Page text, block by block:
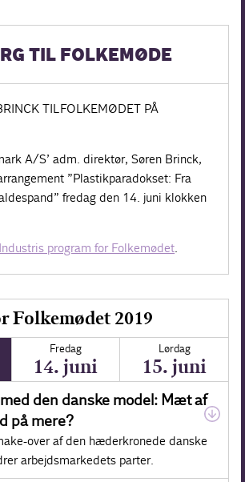
TIL FOLKEMØDE
TIL FOLKEMØDET PÅ
A/S’ adm. direktør, Søren Brinck,
”Plastikparadokset: Fra
fredag den 14. juni klokken
program for Folkemødet
Folkemødet 2019
Fredag
14. juni
Lørdag
15. juni
den danske model: Mæt af
på mere?
over af den hæderkronede danske
arbejdsmarkedets parter.